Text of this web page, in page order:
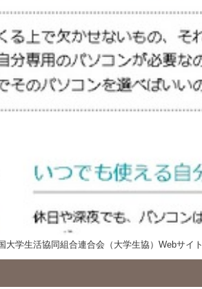
学生活協同組合連合会（大学生協）Webサイト